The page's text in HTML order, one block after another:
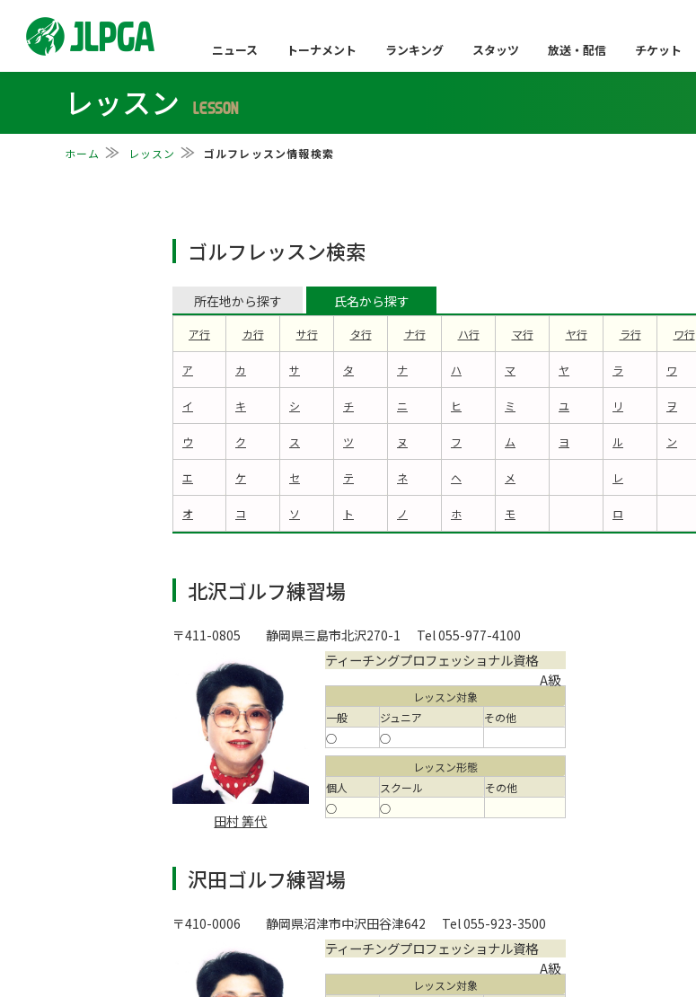
ニュース トーナメント ランキング スタッツ 放送・配信 チケット
レッスン LESSON
ホーム レッスン ゴルフレッスン情報検索
ゴルフレッスン検索
所在地から探す 氏名から探す
ア行 カ行 サ行 タ行 ナ行 ハ行 マ行 ヤ行 ラ行 ワ行
ア カ サ タ ナ ハ マ ヤ ラ ワ
イ キ シ チ ニ ヒ ミ ユ リ ヲ
ウ ク ス ツ ヌ フ ム ヨ ル ン
エ ケ セ テ ネ ヘ メ レ
オ コ ソ ト ノ ホ モ ロ
北沢ゴルフ練習場
〒411-0805 静岡県三島市北沢270-1 Tel 055-977-4100
田村 筭代
ティーチングプロフェッショナル資格
A級
レッスン対象
一般
ジュニア
その他
○
○
レッスン形態
個人
スクール
その他
○
○
沢田ゴルフ練習場
〒410-0006 静岡県沼津市中沢田谷津642 Tel 055-923-3500
ティーチングプロフェッショナル資格
A級
レッスン対象